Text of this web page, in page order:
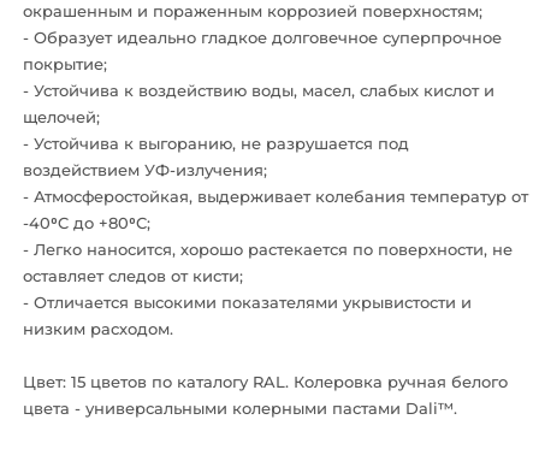
окрашенным и пораженным коррозией поверхностям;
- Образует идеально гладкое долговечное суперпрочное
покрытие;
- Устойчива к воздействию воды, масел, слабых кислот и
щелочей;
- Устойчива к выгоранию, не разрушается под
воздействием УФ-излучения;
- Атмосферостойкая, выдерживает колебания температур от
-40⁰C до +80⁰С;
- Легко наносится, хорошо растекается по поверхности, не
оставляет следов от кисти;
- Отличается высокими показателями укрывистости и
низким расходом.
Цвет: 15 цветов по каталогу RAL. Колеровка ручная белого
цвета - универсальными колерными пастами Dali™.